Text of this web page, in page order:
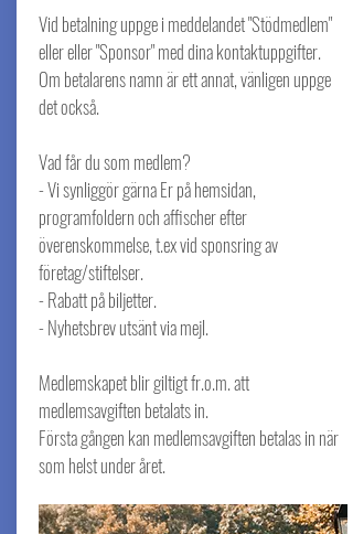
Vid betalning uppge i meddelandet "Stödmedlem"
eller eller "Sponsor" med dina kontaktuppgifter.
Om betalarens namn är ett annat, vänligen uppge
det också.
Vad får du som medlem?
- Vi synliggör gärna Er på hemsidan,
programfoldern och affischer efter
överenskommelse, t.ex vid sponsring av
företag/stiftelser.
- Rabatt på biljetter.
- Nyhetsbrev utsänt via mejl.
Medlemskapet blir giltigt fr.o.m. att
medlemsavgiften betalats in.
Första gången kan medlemsavgiften betalas in när
som helst under året.